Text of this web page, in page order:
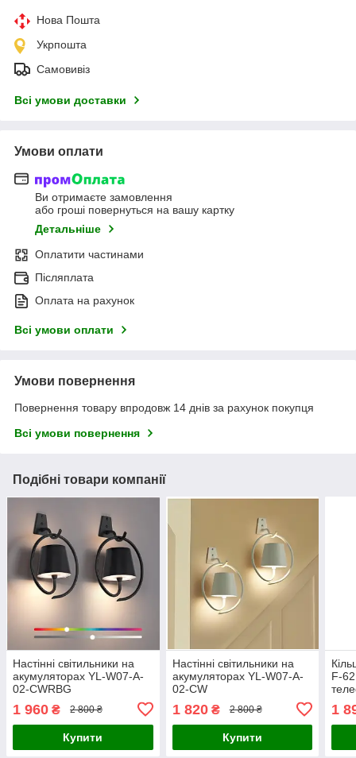
Нова Пошта
Укрпошта
Самовивіз
Всі умови доставки
Умови оплати
Ви отримаєте замовлення
або гроші повернуться на вашу картку
Детальніше
Оплатити частинами
Післяплата
Оплата на рахунок
Всі умови оплати
Умови повернення
Повернення товару впродовж 14 днів за рахунок покупця
Всі умови повернення
Подібні товари компанії
Настінні світильники на
акумуляторах YL-W07-A-
02-CWRBG
1 960 ₴ 2 800 ₴
Купити
Настінні світильники на
акумуляторах YL-W07-A-
02-CW
1 820₴ 2 800 ₴
Купити
F-
1